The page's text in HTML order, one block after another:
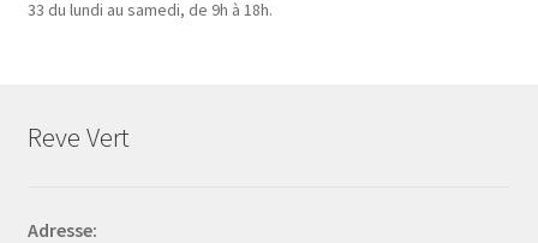
33 du lundi au samedi, de 9h à 18h.
Reve Vert
Adresse: